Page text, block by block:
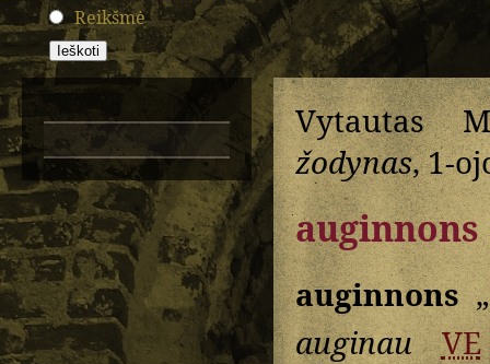
Reikšmė
Vytautas
žodynas, 1-
auginnons
auginnons
auginau
VE